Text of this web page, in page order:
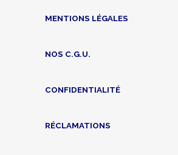
MENTIONS LÉGALES
NOS C.G.U.
CONFIDENTIALITÉ
RÉCLAMATIONS